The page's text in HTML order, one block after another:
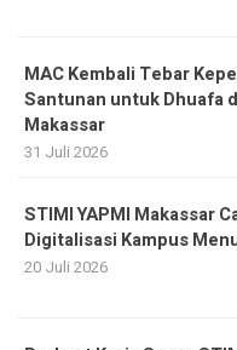
MAC Kembali Tebar
Santunan untuk Dhuafa
Makassar
31 Juli 2026
STIMI YAPMI Makassar
Digitalisasi Kampus
20 Juli 2026